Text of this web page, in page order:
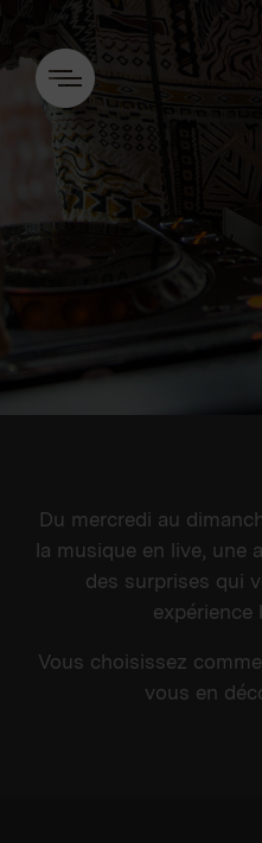
Du mercredi au
la musique en live, une
des surprises qui
expérience
Vous choisissez
vous en